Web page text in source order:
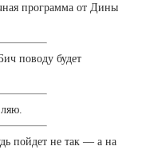
программа от Дины
поводу будет
пойдет не так — а на